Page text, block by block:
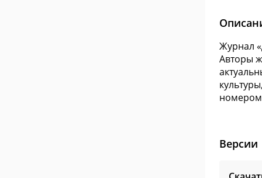
Журнал
Авторы
номером
Версии